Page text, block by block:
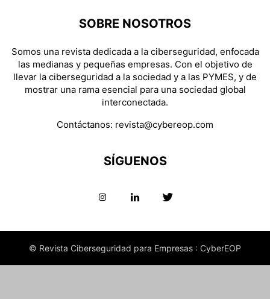
SOBRE NOSOTROS
Somos una revista dedicada a la ciberseguridad, enfocada
las medianas y pequeñas empresas. Con el objetivo de
llevar la ciberseguridad a la sociedad y a las PYMES, y de
mostrar una rama esencial para una sociedad global
interconectada.
Contáctanos: revista@cybereop.com
SÍGUENOS
© Revista Ciberseguridad para Empresas : CyberEOP